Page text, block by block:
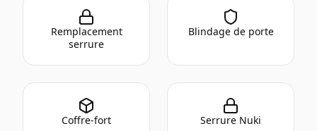
Remplacement
serrure
Blindage de porte
Coffre-fort Serrure Nuki